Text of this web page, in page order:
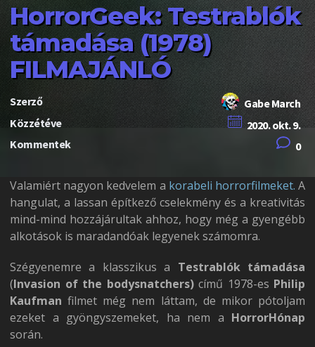
HorrorGeek: Testrablók
támadása (1978)
FILMAJÁNLÓ
Szerző
Gabe March
Közzétéve
2020. okt. 9.
Kommentek
0
Valamiért nagyon kedvelem a korabeli horrorfilmeket. A
hangulat, a lassan építkező cselekmény és a kreativitás
mind-mind hozzájárultak ahhoz, hogy még a gyengébb
alkotások is maradandóak legyenek számomra.
Szégyenemre a klasszikus a Testrablók támadása
(Invasion of the bodysnatchers) című 1978-es Philip
Kaufman filmet még nem láttam, de mikor pótoljam
ezeket a gyöngyszemeket, ha nem a HorrorHónap
során.